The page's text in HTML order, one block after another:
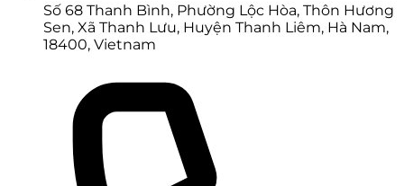
Số 68 Thanh Bình, Phường Lộc Hòa, Thôn Hương
Sen, Xã Thanh Lưu, Huyện Thanh Liêm, Hà Nam,
18400, Vietnam